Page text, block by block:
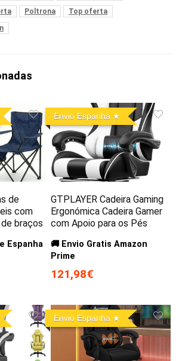
Poltrona
Top oferta
de
com
braços
Espanha
Envio Espanha
GTPLAYER Cadeira Gaming
Ergonómica Cadeira Gamer
com Apoio para os Pés
🚚 Envio Gratis Amazon
Prime
121,98€
Envio Espanha